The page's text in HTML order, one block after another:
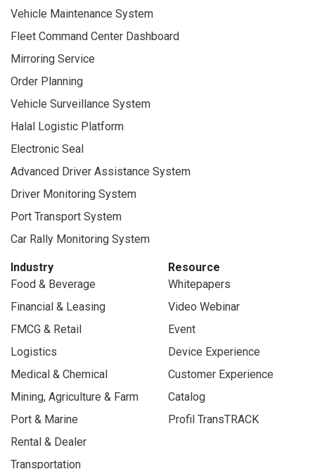
Vehicle Maintenance System
Fleet Command Center Dashboard
Mirroring Service
Order Planning
Vehicle Surveillance System
Halal Logistic Platform
Electronic Seal
Advanced Driver Assistance System
Driver Monitoring System
Port Transport System
Car Rally Monitoring System
Industry
Food & Beverage
Financial & Leasing
FMCG & Retail
Logistics
Medical & Chemical
Mining, Agriculture & Farm
Port & Marine
Rental & Dealer
Transportation
Resource
Whitepapers
Video Webinar
Event
Device Experience
Customer Experience
Catalog
Profil TransTRACK